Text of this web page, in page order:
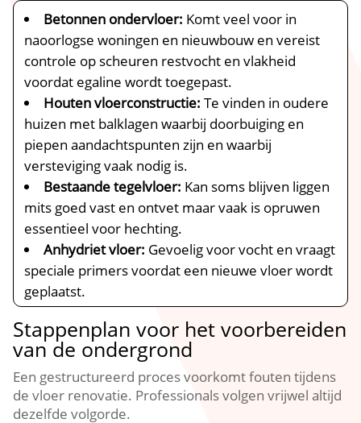
Betonnen ondervloer: Komt veel voor in
naoorlogse woningen en nieuwbouw en vereist
controle op scheuren restvocht en vlakheid
voordat egaline wordt toegepast.​
Houten vloerconstructie: Te vinden in oudere
huizen met balklagen waarbij doorbuiging en
piepen aandachtspunten zijn en waarbij
versteviging vaak nodig is.​
Bestaande tegelvloer: Kan soms blijven liggen
mits goed vast en ontvet maar vaak is opruwen
essentieel voor hechting.​
Anhydriet vloer: Gevoelig voor vocht en vraagt
speciale primers voordat een nieuwe vloer wordt
geplaatst.​
Stappenplan voor het voorbereiden
van de ondergrond
Een gestructureerd proces voorkomt fouten tijdens
de vloer renovatie.​ Professionals volgen vrijwel altijd
dezelfde volgorde.​